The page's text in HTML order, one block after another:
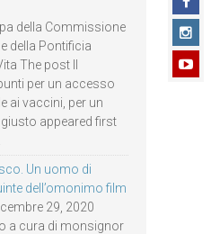
della Commissione
della Pontificia
The post Il
per un accesso
ai vaccini, per un
appeared first
Un uomo di
dell’omonimo film
29, 2020
a cura di monsignor